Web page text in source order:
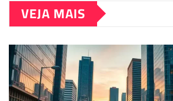
VEJA MAIS